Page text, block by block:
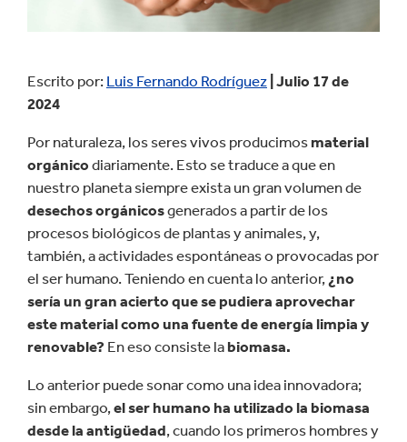
Escrito por: Luis Fernando Rodríguez | Julio 17 de
2024
Por naturaleza, los seres vivos producimos material
orgánico diariamente. Esto se traduce a que en
nuestro planeta siempre exista un gran volumen de
desechos orgánicosgenerados a partir de los
procesos biológicos de plantas y animales, y,
también, a actividades espontáneas o provocadas por
el ser humano. Teniendo en cuenta lo anterior, ¿no
sería un gran acierto que se pudiera aprovechar
este material como una fuente de energía limpia y
renovable? En eso consiste la biomasa.
Lo anterior puede sonar como una idea innovadora;
sin embargo,el ser humano ha utilizado la biomasa
desde la antigüedad, cuando los primeros hombres y